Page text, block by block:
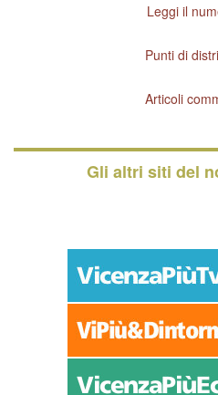
Leggi il
Punti di
Articoli
Gli altri siti del